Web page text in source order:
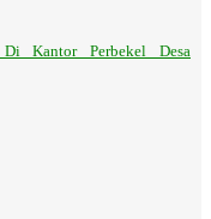
Kantor Perbekel Desa